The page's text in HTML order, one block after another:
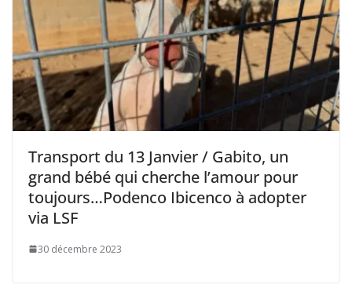
Transport du 13 Janvier / Gabito, un
grand bébé qui cherche l’amour pour
toujours…Podenco Ibicenco à adopter
via LSF
30 décembre 2023